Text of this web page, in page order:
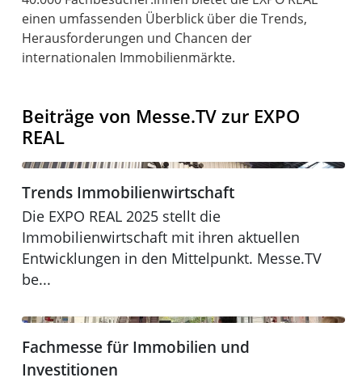
einen umfassenden Überblick über die Trends,
Herausforderungen und Chancen der
internationalen Immobilienmärkte.
Beiträge von Messe.TV zur EXPO
REAL
Trends Immobilienwirtschaft
Expo Real 2025
Trends Immobilienwirtschaft
Die EXPO REAL 2025 stellt die
Immobilienwirtschaft mit ihren aktuellen
Entwicklungen in den Mittelpunkt. Messe.TV
be...
Fachmesse für Immobilien und Investitionen
Expo Real 2024
Fachmesse für Immobilien und
Investitionen